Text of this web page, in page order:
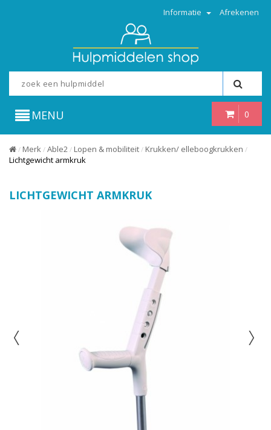
Informatie Afrekenen
0
MENU
/ Merk / Able2 / Lopen & mobiliteit / Krukken/ elleboogkrukken /
Lichtgewicht armkruk
LICHTGEWICHT ARMKRUK